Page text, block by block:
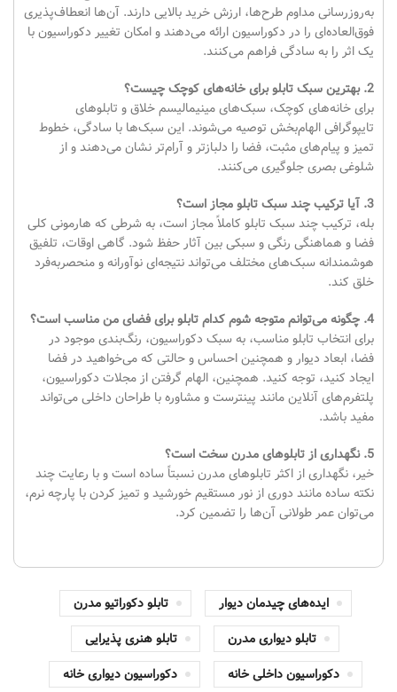
به‌روزرسانی مداوم طرح‌ها، ارزش خرید بالایی دارند. آن‌ها انعطاف‌پذیری
فوق‌العاده‌ای را در دکوراسیون ارائه می‌دهند و امکان تغییر دکوراسیون با
یک اثر را به سادگی فراهم می‌کنند.
2. بهترین سبک تابلو برای خانه‌های کوچک چیست؟
برای خانه‌های کوچک، سبک‌های مینیمالیسم خلاق و تابلوهای
تایپوگرافی الهام‌بخش توصیه می‌شوند. این سبک‌ها با سادگی، خطوط
تمیز و پیام‌های مثبت، فضا را دلبازتر و آرام‌تر نشان می‌دهند و از
شلوغی بصری جلوگیری می‌کنند.
3. آیا ترکیب چند سبک تابلو مجاز است؟
بله، ترکیب چند سبک تابلو کاملاً مجاز است، به شرطی که هارمونی کلی
فضا و هماهنگی رنگی و سبکی بین آثار حفظ شود. گاهی اوقات، تلفیق
هوشمندانه سبک‌های مختلف می‌تواند نتیجه‌ای نوآورانه و منحصر‌به‌فرد
خلق کند.
4. چگونه می‌توانم متوجه شوم کدام تابلو برای فضای من مناسب است؟
برای انتخاب تابلو مناسب، به سبک دکوراسیون، رنگ‌بندی موجود در
فضا، ابعاد دیوار و همچنین احساس و حالتی که می‌خواهید در فضا
ایجاد کنید، توجه کنید. همچنین، الهام گرفتن از مجلات دکوراسیون،
پلتفرم‌های آنلاین مانند پینترست و مشاوره با طراحان داخلی می‌تواند
مفید باشد.
5. نگهداری از تابلوهای مدرن سخت است؟
خیر، نگهداری از اکثر تابلوهای مدرن نسبتاً ساده است و با رعایت چند
نکته ساده مانند دوری از نور مستقیم خورشید و تمیز کردن با پارچه نرم،
می‌توان عمر طولانی آن‌ها را تضمین کرد.
ایده‌های چیدمان دیوار
تابلو دکوراتیو مدرن
تابلو دیواری مدرن
تابلو هنری پذیرایی
دکوراسیون داخلی خانه
دکوراسیون دیواری خانه